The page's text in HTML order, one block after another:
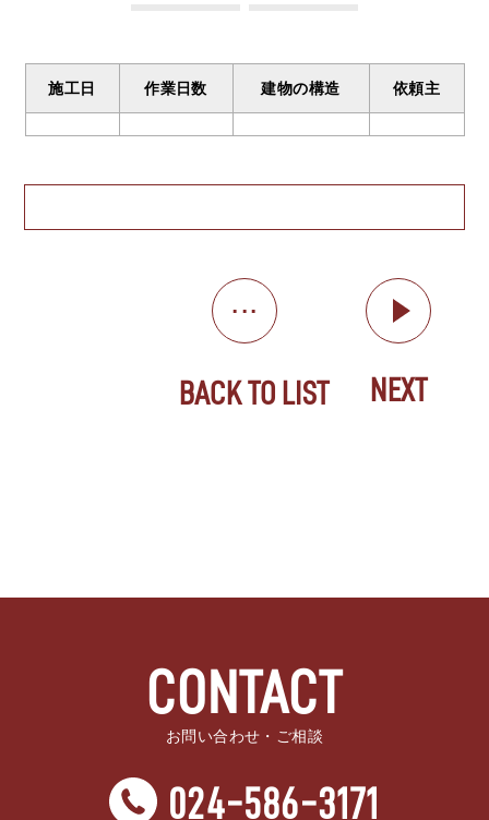
施工日 作業日数 建物の構造 依頼主
...
BACK TO LIST NEXT
CONTACT
お問い合わせ・ご相談
024-586-3171